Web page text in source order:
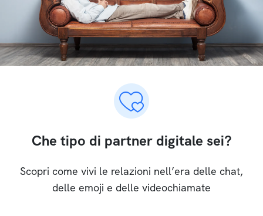
Che tipo di partner digitale sei?
Scopri come vivi le relazioni nell’era delle chat,
delle emoji e delle videochiamate